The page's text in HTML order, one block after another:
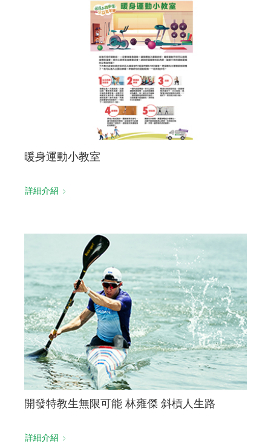
暖身運動小教室
詳細介紹
開發特教生無限可能 林雍傑 斜槓人生路
詳細介紹